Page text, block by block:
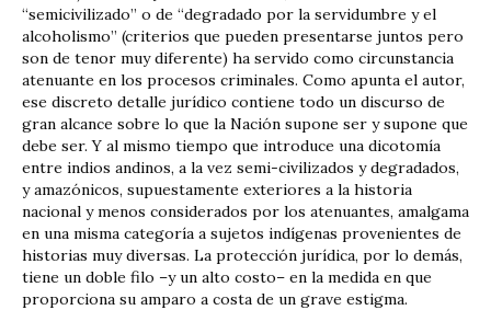
“semicivilizado” o de “degradado por la servidumbre y el
alcoholismo” (criterios que pueden presentarse juntos pero
son de tenor muy diferente) ha servido como circunstancia
atenuante en los procesos criminales. Como apunta el autor,
ese discreto detalle jurídico contiene todo un discurso de
gran alcance sobre lo que la Nación supone ser y supone que
debe ser. Y al mismo tiempo que introduce una dicotomía
entre indios andinos, a la vez semi-civilizados y degradados,
y amazónicos, supuestamente exteriores a la historia
nacional y menos considerados por los atenuantes, amalgama
en una misma categoría a sujetos indígenas provenientes de
historias muy diversas. La protección jurídica, por lo demás,
tiene un doble filo –y un alto costo– en la medida en que
proporciona su amparo a costa de un grave estigma.